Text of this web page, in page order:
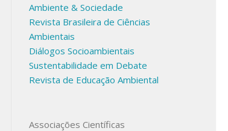
Ambiente & Sociedade
Revista Brasileira de Ciências
Ambientais
Diálogos Socioambientais
Sustentabilidade em Debate
Revista de Educação Ambiental
Associações Científicas